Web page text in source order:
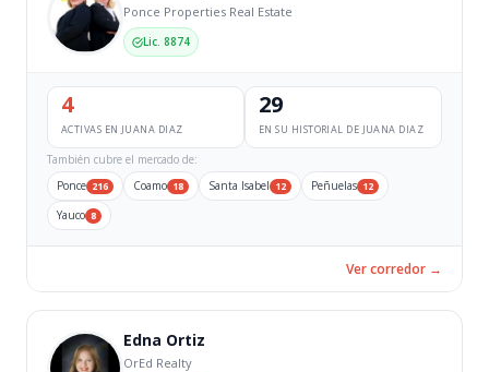
Ponce Properties Real Estate
Lic. 8874
4
ACTIVAS EN JUANA DIAZ
29
EN SU HISTORIAL DE JUANA DIAZ
También cubre el mercado de:
Ponce 216 Coamo 18 Santa Isabel 12 Peñuelas 12
Yauco 8
Ver corredor →
Edna Ortiz
OrEd Realty